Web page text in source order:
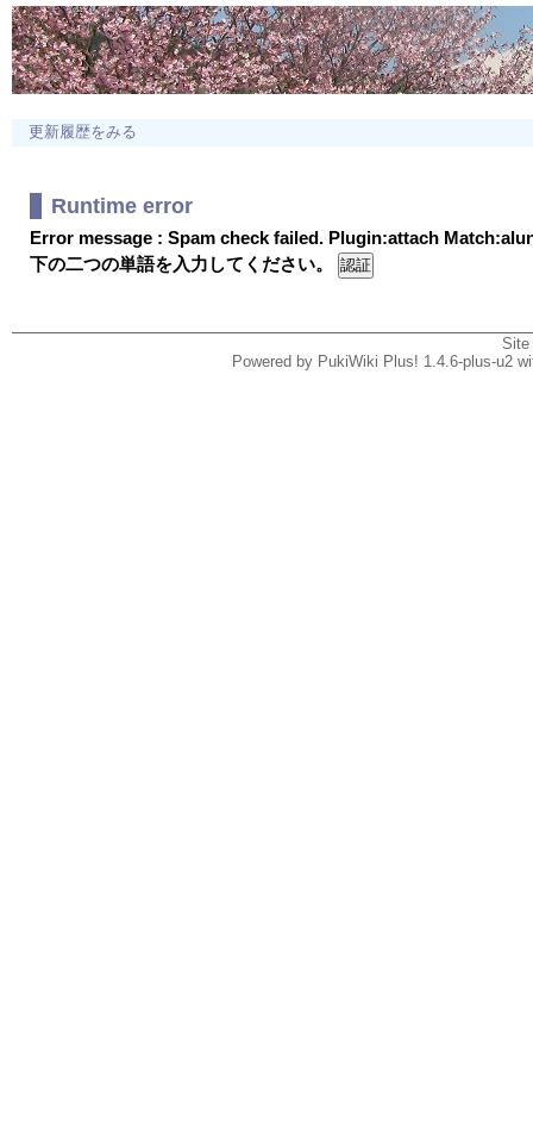
更新履歴をみる
Runtime error
Error message : Spam check failed. Plugin:attach
下の二つの単語を入力してください。
Powered by PukiWiki Plus! 1.4.6-plus-u2